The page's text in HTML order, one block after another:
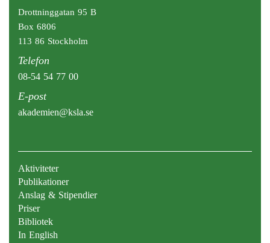
Drottninggatan 95 B
Box 6806
113 86 Stockholm
Telefon
08-54 54 77 00
E-post
akademien@ksla.se
Aktiviteter
Publikationer
Anslag & Stipendier
Priser
Bibliotek
In English